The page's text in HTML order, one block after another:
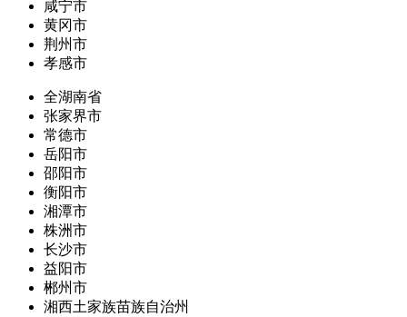
咸宁市
黄冈市
荆州市
孝感市
全湖南省
张家界市
常德市
岳阳市
邵阳市
衡阳市
湘潭市
株洲市
长沙市
益阳市
郴州市
湘西土家族苗族自治州